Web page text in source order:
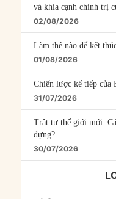
và khía cạnh chính trị
02/08/2026
Làm thế nào để kết
01/08/2026
Chiến lược kế tiếp
31/07/2026
Trật tự thế giới mới:
đựng?
30/07/2026